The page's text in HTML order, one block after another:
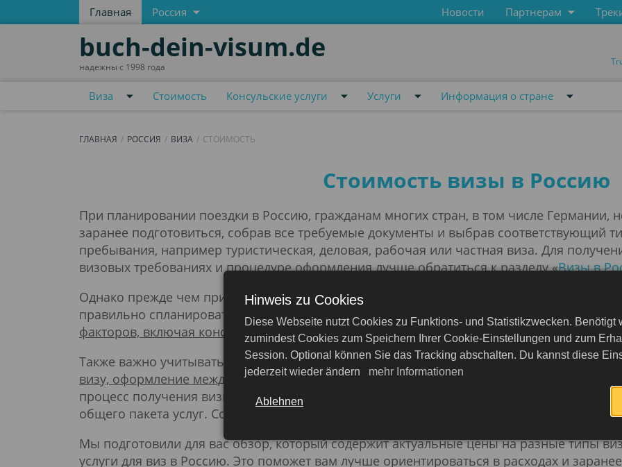
Главная Россия Новости Партнерам
buch-dein-visum.de
надежны с 1998 года
Виза Стоимость Консульские услуги Услуги Информация о стране
ГЛАВНАЯ РОССИЯ ВИЗА СТОИМОСТЬ
Стоимость визы в Россию
При планировании поездки в Россию, гражданам многих стран, в том числе Германии,
заранее подготовиться, собрав все требуемые документы и выбрав соответствующий
пребывания, например туристическая, деловая, рабочая или частная виза. Для
визовых требованиях и процедуре оформления лучше обратиться к разделу «Визы в
Однако прежде чем приступить к оформлению, важно заранее узнать все о стоимости
правильно спланировать свой бюджет и избежать неожиданных расходов.
Стоимость
факторов, включая консульские и сервисные сборы, тип визы, гражданство заявителя
Также важно учитывать возможностьзаказа дополнительных услуг по желанию, такие
визу, оформление международной медицинской страховки и приоритетное
процесс получения визы. Кроме того, необходимо заранее
общего пакета услуг. Составление бюджета и тщательная подготовка помогут сделать
Мы подготовили для вас обзор, который содержит актуальные цены на разные типы
услуги для виз в Россию. Это поможет вам лучше ориентироваться в расходах и
Hinweis zu Cookies
Diese Webseite nutzt Cookies zu Funktions- und Statistikzwecken. Benötigt
zumindest Cookies zum Speichern Ihrer Cookie-Einstellungen und zum
Session. Optional können Sie das Tracking abschalten. Du kannst diese
jederzeit wieder ändern
mehr Informationen
Ablehnen